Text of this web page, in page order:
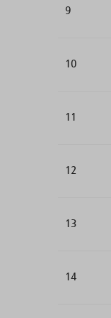
9
10
11
12
13
14